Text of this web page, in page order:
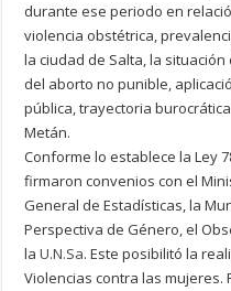
durante ese periodo en
violencia obstétrica,
la ciudad de Salta, la
del aborto no punible,
pública, trayectoria
Metán.
Conforme lo establece la Ley
firmaron convenios con el
General de Estadísticas, la
Perspectiva de Género, el
laU.N.Sa. Este posibilitó la
Violencias contra las